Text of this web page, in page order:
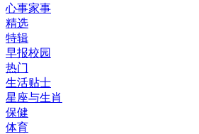
心事家事
精选
特辑
早报校园
热门
生活贴士
星座与生肖
保健
体育